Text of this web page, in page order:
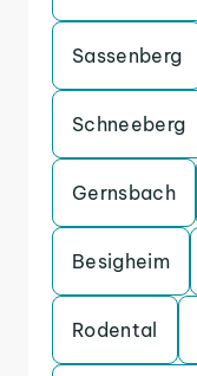
Sassenberg
Schneeberg
Gernsbach
Besigheim
Rodental